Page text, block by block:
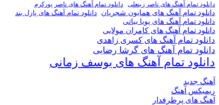
دانلود تمام آهنگ های ناصر زینعلی دانلود تمام آهنگ های ناصر پورکرم
دانلود تمام آهنگ های همایون شجریان دانلود تمام آهنگ های پازل بند
دانلود تمام آهنگ های پویا بیاتی
دانلود تمام آهنگ های کامران مولایی
دانلود تمام آهنگ های کسری زاهدی
دانلود تمام آهنگ های گرشا رضایی
دانلود تمام آهنگ های یوسف زمانی
آهنگ جدید
ریمیکس آهنگ
آهنگ های پرطرفدار